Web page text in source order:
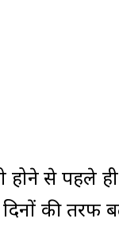
होने से
दिनों की